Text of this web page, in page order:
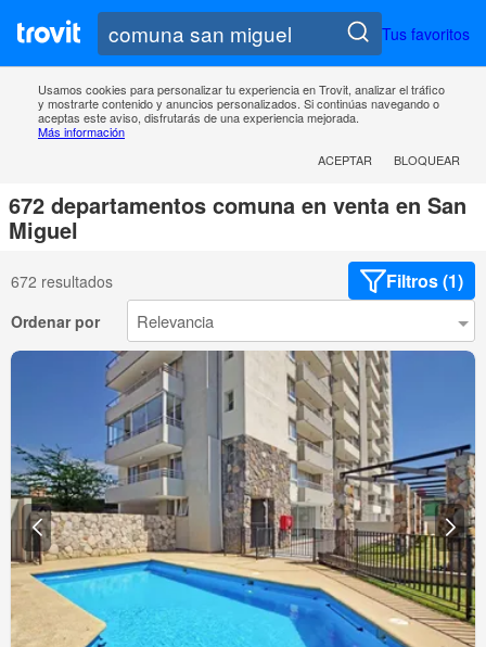
Tus favoritos
Usamos cookies para personalizar tu experiencia en Trovit, analizar el tráfico
y mostrarte contenido y anuncios personalizados. Si continúas navegando o
aceptas este aviso, disfrutarás de una experiencia mejorada.
Más información
ACEPTAR
BLOQUEAR
672 departamentos comuna en venta en San
Miguel
672 resultados Filtros (1)
Ordenar por